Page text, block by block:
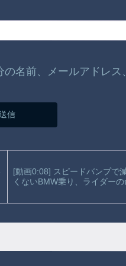
名前、メールアドレス
[動画0:08] スピードバンプで
くないBMW乗り、ライダーの